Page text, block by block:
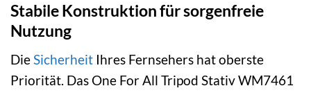
Stabile Konstruktion für sorgenfreie
Nutzung
Die Sicherheit Ihres Fernsehers hat oberste
Priorität. Das One For All Tripod Stativ WM7461